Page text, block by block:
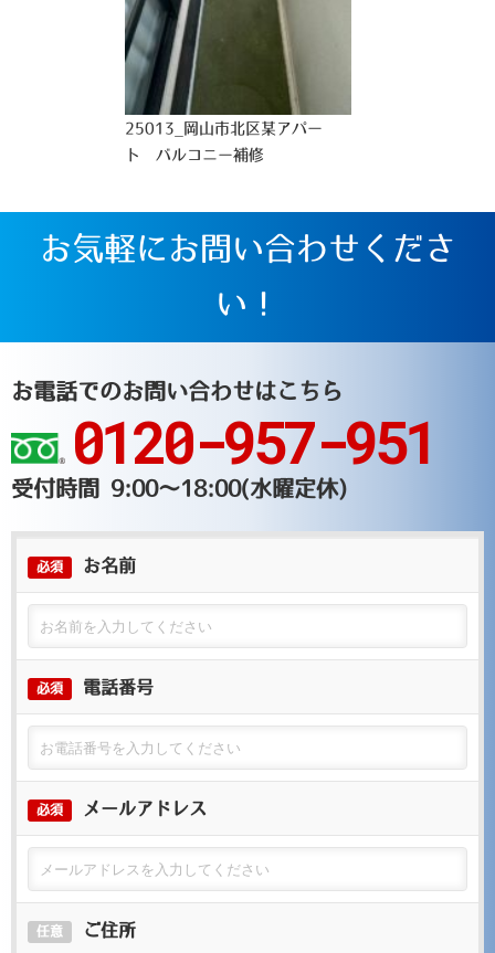
25013_岡山市北区某アパー
ト バルコニー補修
お気軽にお問い合わせくださ
い！
お電話でのお問い合わせはこちら
0120-957-951
受付時間 9:00～18:00(水曜定休)
必須 お名前
必須 電話番号
必須 メールアドレス
任意 ご住所